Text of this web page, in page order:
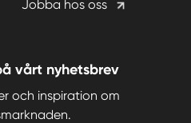
Jobba hos oss
vårt nyhetsbrev
och inspiration om